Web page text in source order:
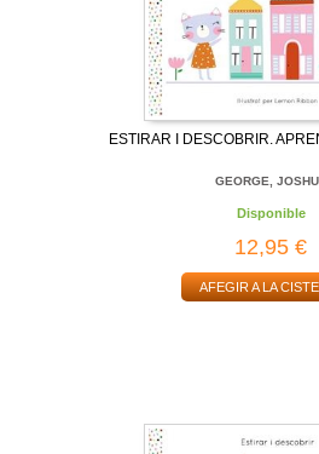
ESTIRAR I DESCOBRIR.
GEORGE,
Disponible
12,95 €
AFEGIR A LA